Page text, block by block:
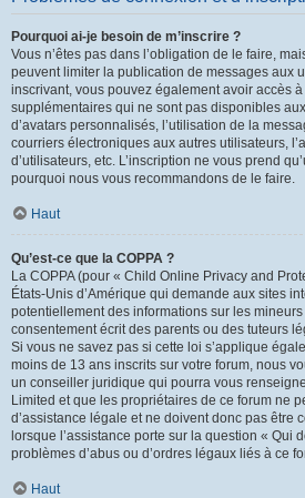
Pourquoi ai-je besoin de m’inscrire ?
Vous n’êtes pas dans l’obligation de le faire,
peuvent limiter la publication de messages aux
inscrivant, vous pouvez également avoir accès
supplémentaires qui ne sont pas disponibles
d’avatars personnalisés, l’utilisation de la
courriers électroniques aux autres utilisateurs,
d’utilisateurs, etc. L’inscription ne vous prend
pourquoi nous vous recommandons de le faire.
Haut
Qu’est-ce que la COPPA ?
La COPPA (pour « Child Online Privacy and
États-Unis d’Amérique qui demande aux sites
potentiellement des informations sur les
consentement écrit des parents ou des tuteurs
Si vous ne savez pas si cette loi s’applique
moins de 13 ans inscrits sur votre forum, nous
un conseiller juridique qui pourra vous
Limited et que les propriétaires de ce forum ne
d’assistance légale et ne doivent donc pas être
lorsque l’assistance porte sur la question « Qui
problèmes d’abus ou d’ordres légaux liés à ce
Haut